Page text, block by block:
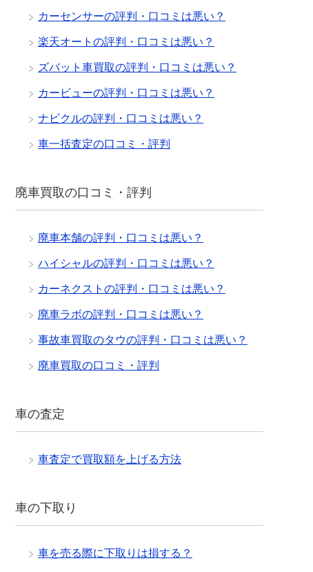
カーセンサーの評判・口コミは悪い？
楽天オートの評判・口コミは悪い？
ズバット車買取の評判・口コミは悪い？
カービューの評判・口コミは悪い？
ナビクルの評判・口コミは悪い？
車一括査定の口コミ・評判
廃車買取の口コミ・評判
廃車本舗の評判・口コミは悪い？
ハイシャルの評判・口コミは悪い？
カーネクストの評判・口コミは悪い？
廃車ラボの評判・口コミは悪い？
事故車買取のタウの評判・口コミは悪い？
廃車買取の口コミ・評判
車の査定
車査定で買取額を上げる方法
車の下取り
車を売る際に下取りは損する？